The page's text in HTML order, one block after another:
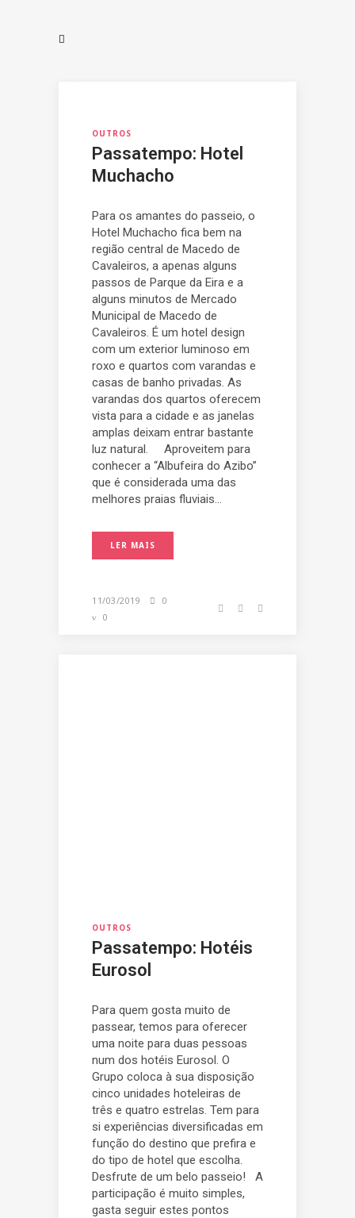
OUTROS
Passatempo: Hotel
Muchacho
Para os amantes do passeio, o
Hotel Muchacho fica bem na
região central de Macedo de
Cavaleiros, a apenas alguns
passos de Parque da Eira e a
alguns minutos de Mercado
Municipal de Macedo de
Cavaleiros. É um hotel design
com um exterior luminoso em
roxo e quartos com varandas e
casas de banho privadas. As
varandas dos quartos oferecem
vista para a cidade e as janelas
amplas deixam entrar bastante
luz natural. Aproveitem para
conhecer a “Albufeira do Azibo”
que é considerada uma das
melhores praias fluviais...
LER MAIS
11/03/2019
0
0
OUTROS
Passatempo: Hotéis
Eurosol
Para quem gosta muito de
passear, temos para oferecer
uma noite para duas pessoas
num dos hotéis Eurosol. O
Grupo coloca à sua disposição
cinco unidades hoteleiras de
três e quatro estrelas. Tem para
si experiências diversificadas em
função do destino que prefira e
do tipo de hotel que escolha.
Desfrute de um belo passeio! A
participação é muito simples,
gasta seguir estes pontos